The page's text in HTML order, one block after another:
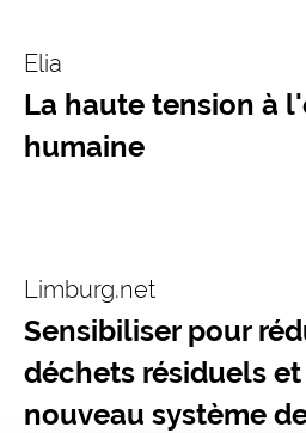
Elia
La haute tension à
humaine
Limburg.net
Sensibiliser pour
déchets résiduels
nouveau système